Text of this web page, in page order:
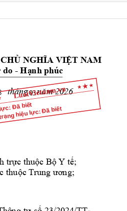
Đã biết
hiệu lực: Đã biết
Ủ NGHĨA VIỆT NAM
do - Hạnh phúc
tháng năm 2026
trực thuộc Bộ Y tế;
thuộc Trung ương;
03